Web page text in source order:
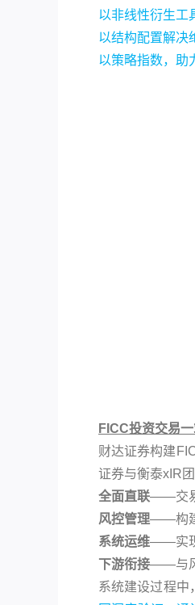
以非线性衍生工
以结构配置解决
以策略指数，助
FICC投资交易
财达证券构建
证券与衡泰xIR
全面直联——交易
风控管理——构建
系统运维——实现
下游衔接——与风
系统建设过程中